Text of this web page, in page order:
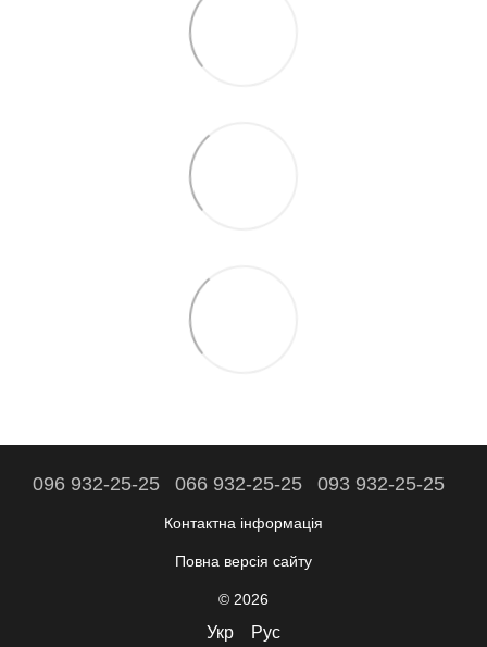
096 932-25-25 066 932-25-25 093 932-25-25
Контактна інформація
Повна версія сайту
© 2026
Укр Рус